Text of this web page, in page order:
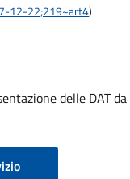
12-22;219~art4)
delle DAT